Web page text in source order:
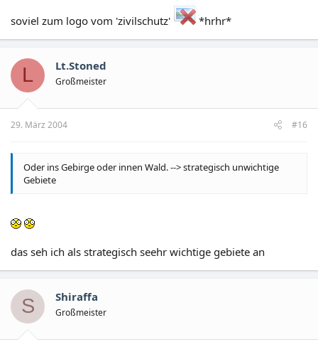
soviel zum logo vom 'zivilschutz' *hrhr*
L Lt.Stoned
Großmeister
29. März 2004 #16
Oder ins Gebirge oder innen Wald. --> strategisch unwichtige
Gebiete
das seh ich als strategisch seehr wichtige gebiete an
S Shiraffa
Großmeister